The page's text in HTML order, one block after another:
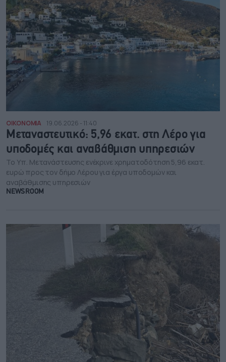
ΟΙΚΟΝΟΜΙΑ 19.06.2026 - 11:40
Μεταναστευτικό: 5,96 εκατ. στη Λέρο για
υποδομές και αναβάθμιση υπηρεσιών
Το Υπ. Μετανάστευσης ενέκρινε χρηματοδότηση 5,96 εκατ.
ευρώ προς τον δήμο Λέρου για έργα υποδομών και
αναβάθμισης υπηρεσιών
NEWSROOM